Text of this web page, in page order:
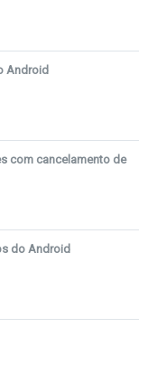
Android
com cancelamento de
do Android